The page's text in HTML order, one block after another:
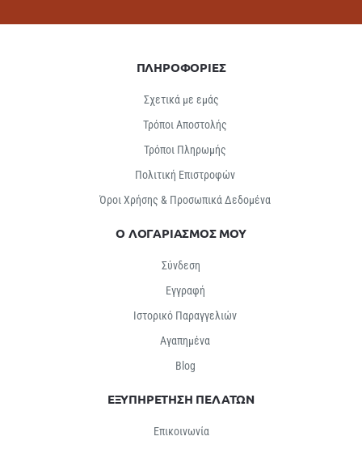
ΠΛΗΡΟΦΟΡΙΕΣ
Σχετικά με εμάς
Τρόποι Αποστολής
Τρόποι Πληρωμής
Πολιτική Επιστροφών
Όροι Χρήσης & Προσωπικά Δεδομένα
Ο ΛΟΓΑΡΙΑΣΜΟΣ ΜΟΥ
Σύνδεση
Εγγραφή
Ιστορικό Παραγγελιών
Αγαπημένα
Βlog
ΕΞΥΠΗΡΕΤΗΣΗ ΠΕΛΑΤΩΝ
Επικοινωνία